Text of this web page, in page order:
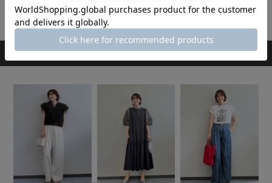
優待価格[SECRET TROPHY]パールブラウス
11,000円
スタッフのその他のコーディネート